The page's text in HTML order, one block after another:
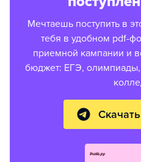
Мечтаешь поступить в
тебя в удобном pdf-
приемной кампании и
бюджет: ЕГЭ,